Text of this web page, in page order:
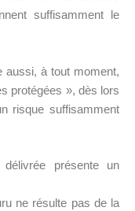
suffisamment le
aussi, à tout moment,
protégées », dès lors
risque suffisamment
délivrée présente un
ne résulte pas de la